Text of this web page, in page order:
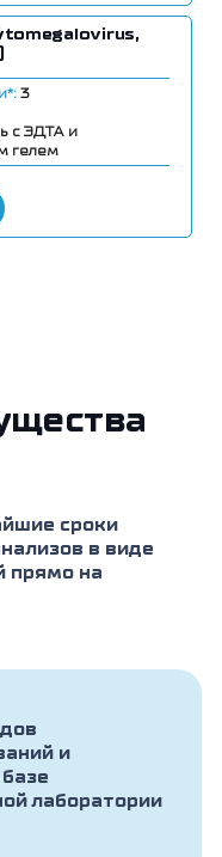
3
с ЭДТА и
гелем
сроки
в виде
прямо на
и
лаборатории